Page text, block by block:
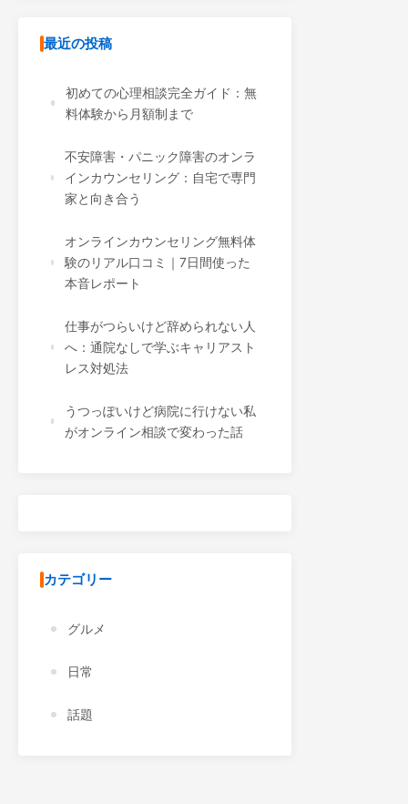
最近の投稿
初めての心理相談完全ガイド：無
料体験から月額制まで
不安障害・パニック障害のオンラ
インカウンセリング：自宅で専門
家と向き合う
オンラインカウンセリング無料体
験のリアル口コミ｜7日間使った
本音レポート
仕事がつらいけど辞められない人
へ：通院なしで学ぶキャリアスト
レス対処法
うつっぽいけど病院に行けない私
がオンライン相談で変わった話
カテゴリー
グルメ
日常
話題